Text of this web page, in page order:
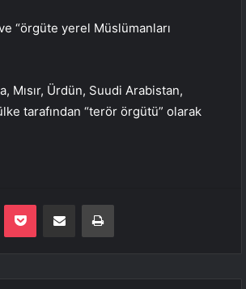
“örgüte yerel Müslümanları
Mısır, Ürdün, Suudi Arabistan,
tarafından “terör örgütü” olarak
Pocket E-Posta ile paylaş Yazdır